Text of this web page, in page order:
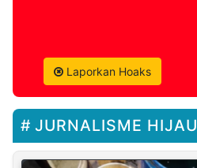
Laporkan Hoaks
JURNALISME HIJAU